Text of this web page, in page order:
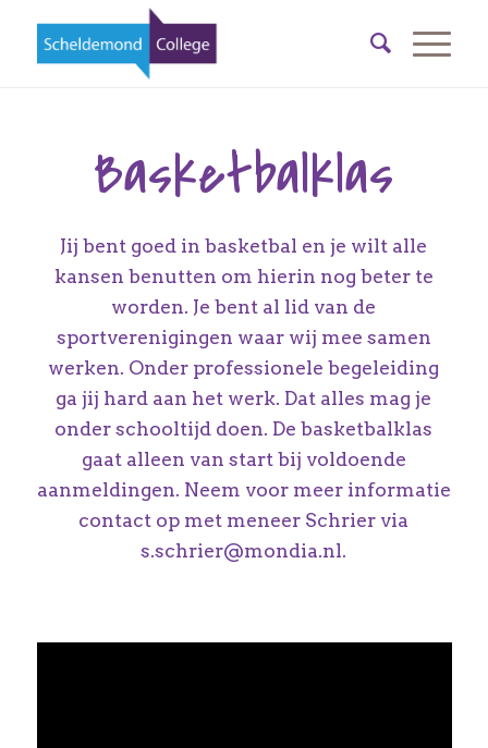
Basketbalklas
Jij bent goed in basketbal en je wilt alle
kansen benutten om hierin nog beter te
worden. Je bent al lid van de
sportverenigingen waar wij mee samen
werken. Onder professionele begeleiding
ga jij hard aan het werk. Dat alles mag je
onder schooltijd doen. De basketbalklas
gaat alleen van start bij voldoende
aanmeldingen. Neem voor meer informatie
contact op met meneer Schrier via
s.schrier@mondia.nl.